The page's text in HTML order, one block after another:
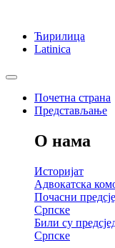
Ћирилица
Latinica
Почетна страна
Представљање
О нама
Историјат
Адвокатска
Почасни
Српске
Били су
Српске